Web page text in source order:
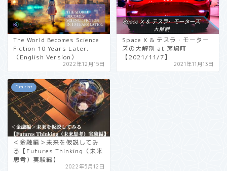
The World Becomes Science
Fiction 10 Years Later.
（English Version）
2022年12月15日
Space X & テスラ・モーター
ズの大解剖 at 茅場町
【2021/11/7】
2021年11月13日
Futurist
＜金融編＞未来を仮説してみ
る【Futures Thinking（未来
思考）実験編】
2022年5月12日